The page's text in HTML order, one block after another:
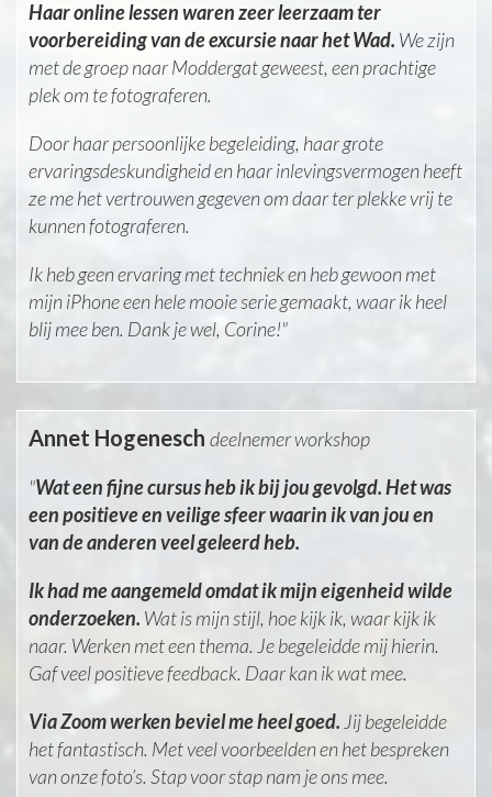
Haar online lessen waren zeer leerzaam ter
voorbereiding van de excursie naar het Wad. We zijn
met de groep naar Moddergat geweest, een prachtige
plek om te fotograferen.
Door haar persoonlijke begeleiding, haar grote
ervaringsdeskundigheid en haar inlevingsvermogen heeft
ze me het vertrouwen gegeven om daar ter plekke vrij te
kunnen fotograferen.
Ik heb geen ervaring met techniek en heb gewoon met
mijn iPhone een hele mooie serie gemaakt, waar ik heel
blij mee ben. Dank je wel, Corine!"
Annet Hogenesch deelnemer workshop
"Wat een fijne cursus heb ik bij jou gevolgd. Het was
een positieve en veilige sfeer waarin ik van jou en
van de anderen veel geleerd heb.
Ik had me aangemeld omdat ik mijn eigenheid wilde
onderzoeken. Wat is mijn stijl, hoe kijk ik, waar kijk ik
naar. Werken met een thema. Je begeleidde mij hierin.
Gaf veel positieve feedback. Daar kan ik wat mee.
Via Zoom werken beviel me heel goed. Jij begeleidde
het fantastisch. Met veel voorbeelden en het bespreken
van onze foto’s. Stap voor stap nam je ons mee.